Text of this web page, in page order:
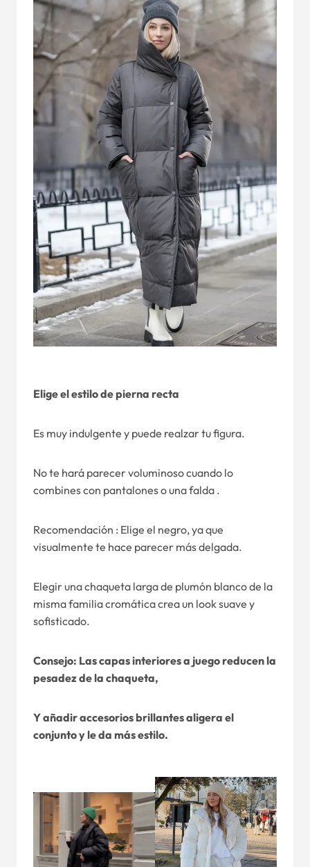
Elige el estilo de pierna recta
Es muy indulgente y puede realzar tu figura.
No te hará parecer voluminoso cuando lo
combines con pantalones o una falda .
Recomendación : Elige el negro, ya que
visualmente te hace parecer más delgada.
Elegir una chaqueta larga de plumón blanco de la
misma familia cromática crea un look suave y
sofisticado.
Consejo: Las capas interiores a juego reducen la
pesadez de la chaqueta,
Y añadir accesorios brillantes aligera el
conjunto y le da más estilo.